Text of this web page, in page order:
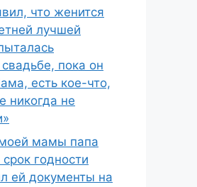
что женится
лучшей
пока он
есть кое-что,
никогда не
мамы папа
годности
ей документы на